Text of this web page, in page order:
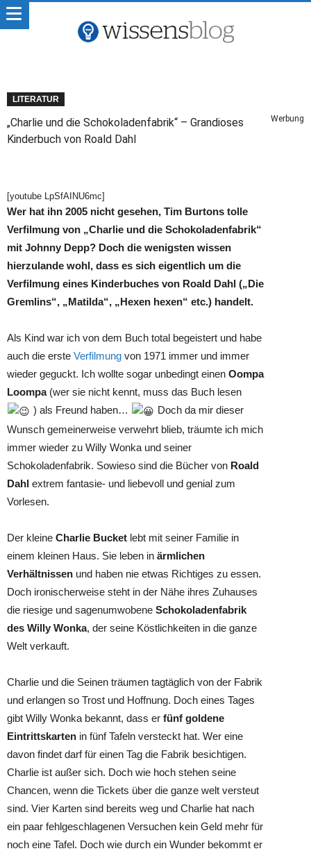
LITERATUR
„Charlie und die Schokoladenfabrik“ – Grandioses
Kinderbuch von Roald Dahl
Werbung
[youtube LpSfAINU6mc]
Wer hat ihn 2005 nicht gesehen, Tim Burtons tolle
Verfilmung von „Charlie und die Schokoladenfabrik“
mit Johnny Depp? Doch die wenigsten wissen
hierzulande wohl, dass es sich eigentlich um die
Verfilmung eines Kinderbuches von Roald Dahl („Die
Gremlins“, „Matilda“, „Hexen hexen“ etc.) handelt.
Als Kind war ich von dem Buch total begeistert und habe
auch die erste Verfilmung von 1971 immer und immer
wieder geguckt. Ich wollte sogar unbedingt einen Oompa
Loompa(wer sie nicht kennt, muss das Buch lesen
) als Freund haben…
Doch da mir dieser
Wunsch gemeinerweise verwehrt blieb, träumte ich mich
immer wieder zu Willy Wonka und seiner
Schokoladenfabrik. Sowieso sind die Bücher von Roald
Dahl extrem fantasie- und liebevoll und genial zum
Vorlesen.
Der kleine Charlie Bucket lebt mit seiner Familie in
einem kleinen Haus. Sie leben in ärmlichen
Verhältnissen und haben nie etwas Richtiges zu essen.
Doch ironischerweise steht in der Nähe ihres Zuhauses
die riesige und sagenumwobene Schokoladenfabrik
des Willy Wonka, der seine Köstlichkeiten in die ganze
Welt verkauft.
Charlie und die Seinen träumen tagtäglich von der Fabrik
und erlangen so Trost und Hoffnung. Doch eines Tages
gibt Willy Wonka bekannt, dass er fünf goldene
Eintrittskarten in fünf Tafeln versteckt hat. Wer eine
davon findet darf für einen Tag die Fabrik besichtigen.
Charlie ist außer sich. Doch wie hoch stehen seine
Chancen, wenn die Tickets über die ganze welt versteut
sind. Vier Karten sind bereits weg und Charlie hat nach
ein paar fehlgeschlagenen Versuchen kein Geld mehr für
noch eine Tafel. Doch wie durch ein Wunder bekommt er